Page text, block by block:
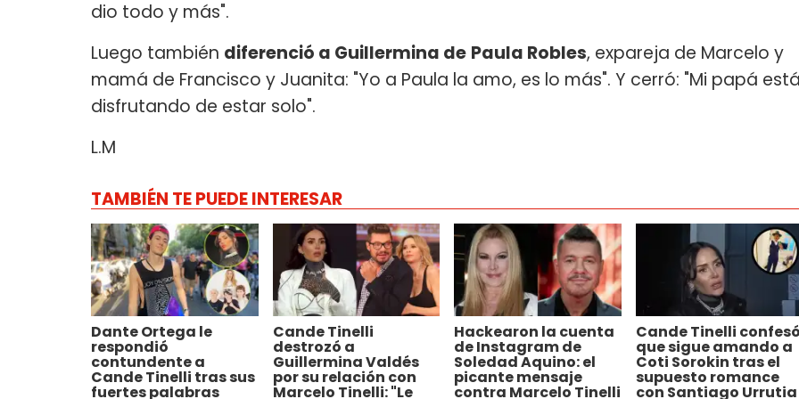
dio todo y más".
Luego también diferenció a Guillermina de Paula Robles, expareja de Marcelo y
mamá de Francisco y Juanita: "Yo a Paula la amo, es lo más". Y cerró: "Mi papá
disfrutando de estar solo".
L.M
TAMBIÉN TE PUEDE INTERESAR
Dante Ortega le
respondió
contundente a
Cande Tinelli tras sus
fuertes palabras
Cande Tinelli
destrozó a
Guillermina Valdés
por su relación con
Marcelo Tinelli: "Le
Hackearon la cuenta
de Instagram de
Soledad Aquino: el
picante mensaje
contra Marcelo Tinelli
Cande Tinelli
que sigue amando a
Coti Sorokin tras el
supuesto romance
con Santiago Urrutia